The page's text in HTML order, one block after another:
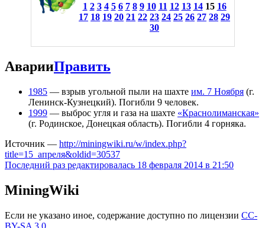
1 2 3 4 5 6 7 8 9 10 11 12 13 14 15 16
17 18 19 20 21 22 23 24 25 26 27 28 29
30
АварииПравить
1985 — взрыв угольной пыли на шахте им. 7 Ноября (г.
Ленинск-Кузнецкий). Погибли 9 человек.
1999 — выброс угля и газа на шахте «Краснолиманская»
(г. Родинское, Донецкая область). Погибли 4 горняка.
Источник — http://miningwiki.ru/w/index.php?
title=15_апреля&oldid=30537
Последний раз редактировалась 18 февраля 2014 в 21:50
MiningWiki
Если не указано иное, содержание доступно по лицензии CC-
BY-SA 3.0